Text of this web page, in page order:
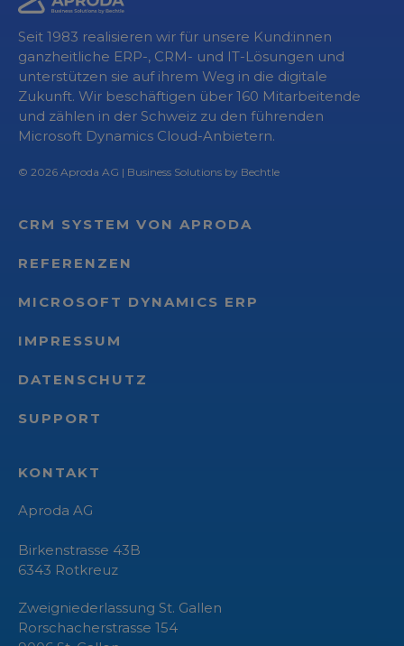
Seit 1983 realisieren wir für unsere Kund:innen
ganzheitliche ERP-, CRM- und IT-Lösungen und
unterstützen sie auf ihrem Weg in die digitale
Zukunft. Wir beschäftigen über 160 Mitarbeitende
und zählen in der Schweiz zu den führenden
Microsoft Dynamics Cloud-Anbietern.
© 2026 Aproda AG | Business Solutions by Bechtle
CRM SYSTEM VON APRODA
REFERENZEN
MICROSOFT DYNAMICS ERP
IMPRESSUM
DATENSCHUTZ
SUPPORT
KONTAKT
Aproda AG
Birkenstrasse 43B
6343 Rotkreuz
Zweigniederlassung St. Gallen
Rorschacherstrasse 154